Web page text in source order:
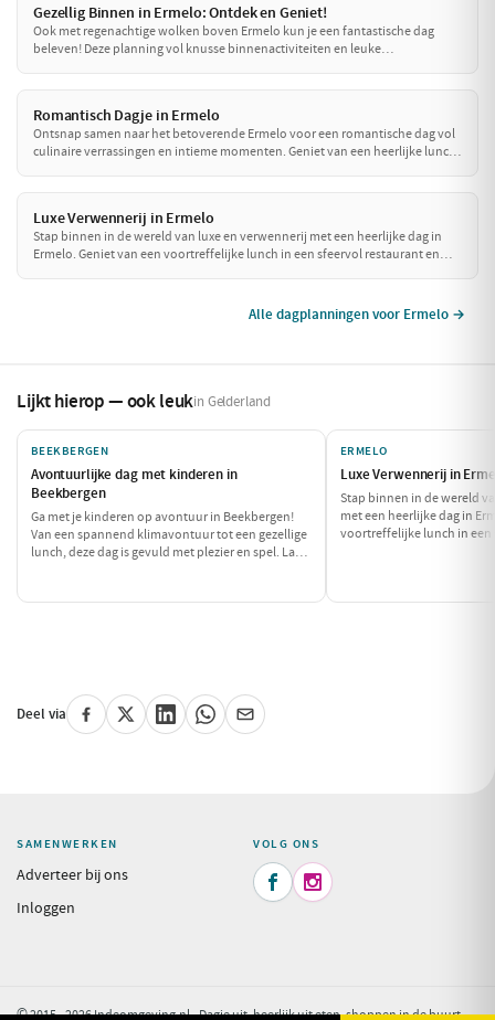
Gezellig Binnen in Ermelo: Ontdek en Geniet!
Ook met regenachtige wolken boven Ermelo kun je een fantastische dag
beleven! Deze planning vol knusse binnenactiviteiten en leuke
Romantisch Dagje in Ermelo
Ontsnap samen naar het betoverende Ermelo voor een romantische dag vol
culinaire verrassingen en intieme momenten. Geniet van een heerlijke lunch
Luxe Verwennerij in Ermelo
Stap binnen in de wereld van luxe en verwennerij met een heerlijke dag in
Ermelo. Geniet van een voortreffelijke lunch in een sfeervol restaurant en
Alle dagplanningen voor Ermelo →
Lijkt hierop — ook leukin Gelderland
BEEKBERGEN
Avontuurlijke dag met kinderen in
Beekbergen
Ga met je kinderen op avontuur in Beekbergen!
Van een spannend klimavontuur tot een gezellige
lunch, deze dag is gevuld met plezier en spel. Laat
ERMELO
Luxe Verwennerij in
Stap binnen in de wereld
met een heerlijke dag in
voortreffelijke lunch in een
te verwennen!
Deel via
SAMENWERKEN
Adverteer bij ons
Inloggen
VOLG ONS
 
© 2015 - 2026 Indeomgeving.nl - Dagje uit, heerlijk uit eten, shoppen in de buurt